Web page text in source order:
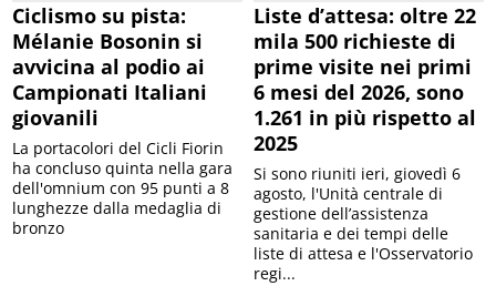
Ciclismo su pista:
Mélanie Bosonin si
avvicina al podio ai
Campionati Italiani
giovanili
La portacolori del Cicli Fiorin
ha concluso quinta nella gara
dell'omnium con 95 punti a 8
lunghezze dalla medaglia di
bronzo
Liste d’attesa: oltre 22
mila 500 richieste di
prime visite nei primi
6 mesi del 2026, sono
1.261 in più rispetto al
2025
Si sono riuniti ieri, giovedì 6
agosto, l'Unità centrale di
gestione dell’assistenza
sanitaria e dei tempi delle
liste di attesa e l'Osservatorio
regi...